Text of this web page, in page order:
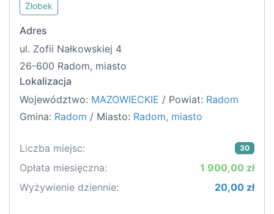
Żłobek
Adres
ul. Zofii Nałkowskiej 4
26-600 Radom, miasto
Lokalizacja
Województwo: MAZOWIECKIE / Powiat: Radom
Gmina: Radom / Miasto: Radom, miasto
Liczba miejsc: 30
Opłata miesięczna:
1 900,00 zł
Wyżywienie dziennie:
20,00 zł